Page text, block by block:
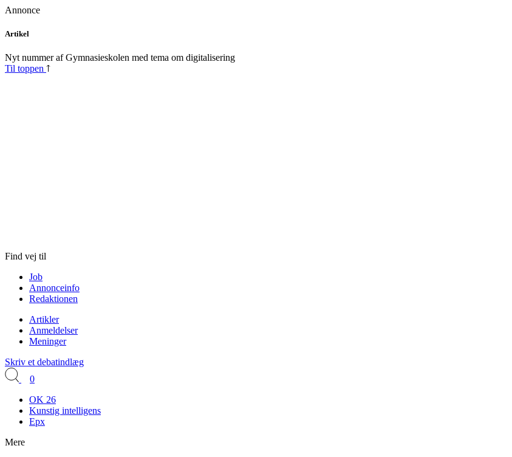
Annonce
Skip
content
Artikel
Nyt nummer af Gymnasieskolen med tema om digitalisering
Til toppen
Find vej til
Job
Annonceinfo
Redaktionen
Artikler
Anmeldelser
Meninger
Skriv et debatindlæg
0
OK 26
Kunstig intelligens
Epx
Mere